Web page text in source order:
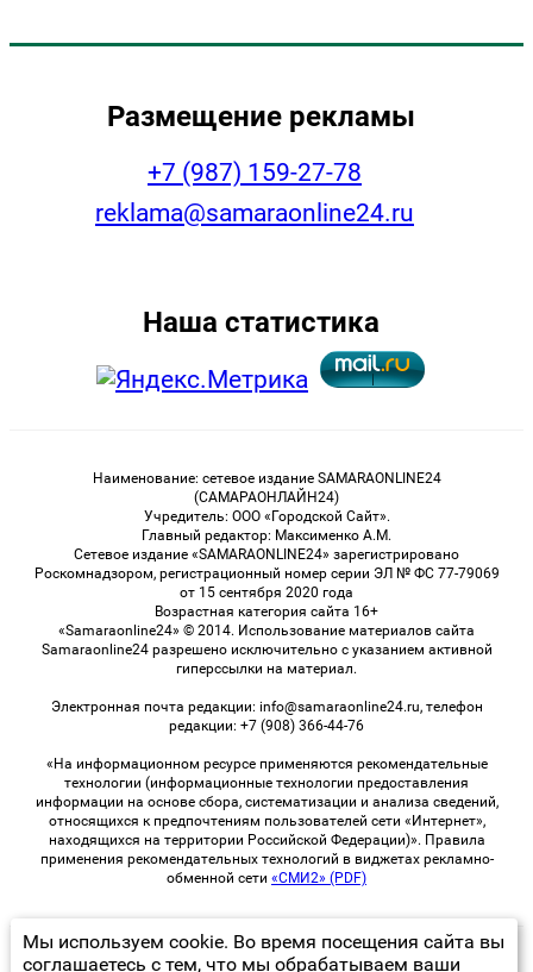
Размещение рекламы
+7 (987) 159-27-78
reklama@samaraonline24.ru
Наша статистика
Наименование: сетевое издание SAMARAONLINE24
(САМАРАОНЛАЙН24)
Учредитель: ООО «Городской Сайт».
Главный редактор: Максименко А.М.
Сетевое издание «SAMARAONLINE24» зарегистрировано
Роскомнадзором, регистрационный номер серии ЭЛ № ФС 77-79069
от 15 сентября 2020 года
Возрастная категория сайта 16+
«Samaraonline24» © 2014. Использование материалов сайта
Samaraonline24 разрешено исключительно с указанием активной
гиперссылки на материал.
Электронная почта редакции: info@samaraonline24.ru, телефон
редакции: +7 (908) 366-44-76
«На информационном ресурсе применяются рекомендательные
технологии (информационные технологии предоставления
информации на основе сбора, систематизации и анализа сведений,
относящихся к предпочтениям пользователей сети «Интернет»,
находящихся на территории Российской Федерации)». Правила
применения рекомендательных технологий в виджетах рекламно-
обменной сети «СМИ2» (PDF)
© 2026 «samaraOnline24» | Все права защищены
Мы используем cookie. Во время посещения сайта вы
соглашаетесь с тем, что мы обрабатываем ваши